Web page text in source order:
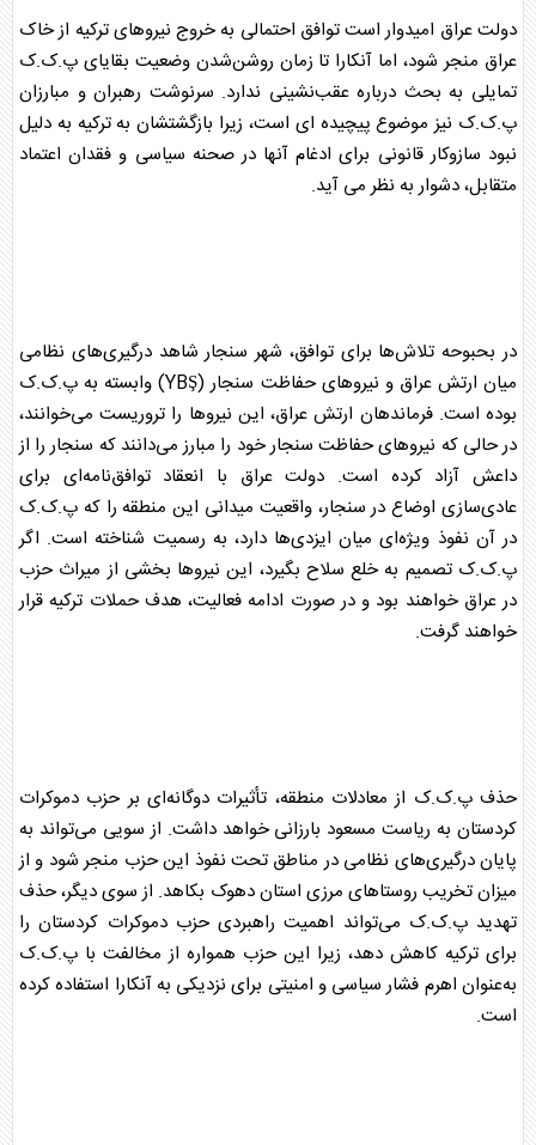
دولتعراق امیدوار است توافق احتمالی به خروج نیروهای ترکیه از خاک
عراق منجر شود، اما آنکارا تا زمان روشن‌شدن وضعیت بقایای پ.ک.ک
تمایلی به بحث درباره عقب‌نشینی ندارد. سرنوشت رهبران و مبارزان
پ.ک.ک نیز موضوع پیچیده ای است، زیرا بازگشتشان به ترکیه به دلیل
نبود سازوکار قانونی برای ادغام آنها در صحنه سیاسی و فقدان اعتماد
متقابل، دشوار به نظر می آید.
در بحبوحه تلاش‌ها برای توافق، شهر سنجار شاهد درگیری‌های نظامی
میان ارتشعراق
و نیروهای حفاظت سنجار (YBŞ) وابسته به پ.ک.ک
بوده است. فرماندهان ارتش عراق، این نیروها را تروریست می‌خوانند،
در حالی که نیروهای حفاظت سنجار خود را مبارز می‌دانند که سنجار را از
داعش آزاد کرده است. دولتعراق با انعقاد توافق‌نامه‌ای برای
عادی‌سازی اوضاع در سنجار، واقعیت میدانی این منطقه را که پ.ک.ک
در آن نفوذ ویژه‌ای میان ایزدی‌ها دارد، به رسمیت شناخته است. اگر
پ.ک.ک تصمیم بهخلع سلاح بگیرد، این نیروها بخشی از میراث حزب
درعراق خواهند بود و در صورت ادامه فعالیت، هدف حملات ترکیه قرار
خواهند گرفت.
حذف پ.ک.ک از معادلات منطقه، تأثیرات دوگانه‌ای بر حزب دموکرات
کردستان به ریاست مسعود بارزانی خواهد داشت. از سویی می‌تواند به
پایان درگیری‌های نظامی در مناطق تحت نفوذ این حزب منجر شود و از
میزان تخریب روستاهای مرزی استان دهوک بکاهد. از سوی دیگر، حذف
تهدید پ.ک.ک می‌تواند اهمیت راهبردی حزب دموکرات کردستان را
برای ترکیه کاهش دهد، زیرا این حزب همواره از مخالفت با پ.ک.ک
به‌عنوان اهرم فشار سیاسی و امنیتی برای نزدیکی به آنکارا استفاده کرده
است.